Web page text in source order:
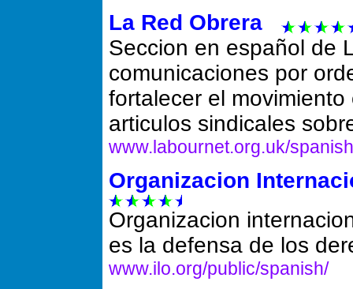
La Red Obrera
Seccion en español de
comunicaciones por
fortalecer el
articulos sindicales
www.labournet.org.uk/
Organizacion
Organizacion
es la defensa de los
www.ilo.org/public/spanish/